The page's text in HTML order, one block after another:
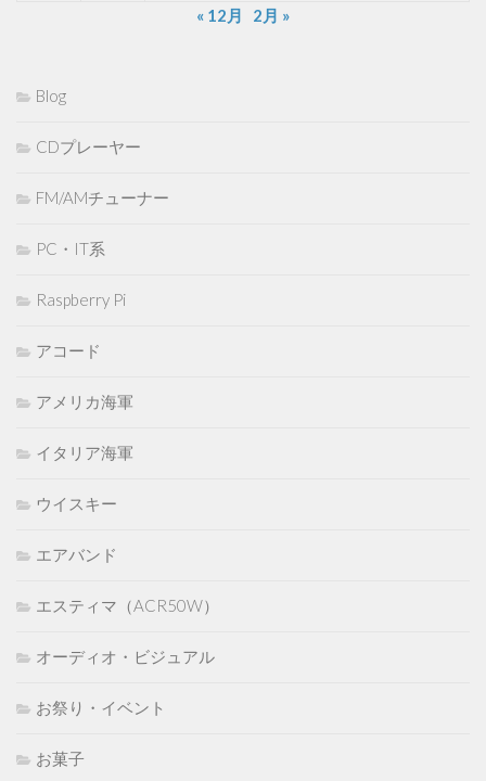
« 12月 2月 »
Blog
CDプレーヤー
FM/AMチューナー
PC・IT系
Raspberry Pi
アコード
アメリカ海軍
イタリア海軍
ウイスキー
エアバンド
エスティマ（ACR50W）
オーディオ・ビジュアル
お祭り・イベント
お菓子